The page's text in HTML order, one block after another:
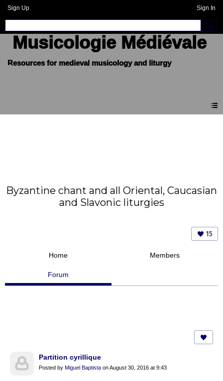
Sign Up Sign In
Musicologie Médiévale
Byzantine chant and all Oriental, Caucasian
and Slavonic liturgies
15
Home Members
Forum
Partition cyrillique
Posted by Miguel Baptista on August 30, 2016 at 9:43